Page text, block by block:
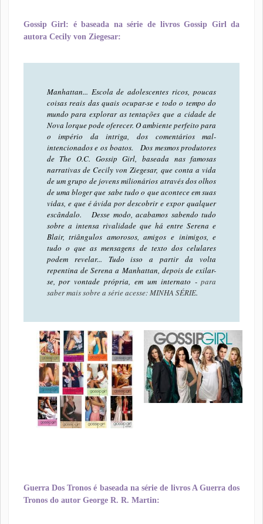
Gossip Girl: é baseada na série de livros Gossip Girl da
autora Cecily von Ziegesar:
Manhattan... Escola de adolescentes ricos, poucas
coisas reais das quais ocupar-se e todo o tempo do
mundo para explorar as tentações que a cidade de
Nova lorque pode oferecer. O ambiente perfeito para
o império da intriga, dos comentários mal-
intencionados e os boatos. Dos mesmos produtores
de The O.C. Gossip Girl, baseada nas famosas
narrativas de Cecily von Ziegesar, que conta a vida
de um grupo de jovens milionários através dos olhos
de uma bloger que sabe tudo o que acontece em suas
vidas, e que é ávida por descobrir e expor qualquer
escândalo. Desse modo, acabamos sabendo tudo
sobre a intensa rivalidade que há entre Serena e
Blair, triângulos amorosos, amigos e inimigos, e
tudo o que as mensagens de texto dos celulares
podem revelar... Tudo isso a partir da volta
repentina de Serena a Manhattan, depois de exilar-
se, por vontade própria, em um internato -para
saber mais sobre a série acesse: MINHA SÉRIE.
Guerra Dos Tronos é baseada na série de livros A Guerra dos
Tronos do autor George R. R. Martin: